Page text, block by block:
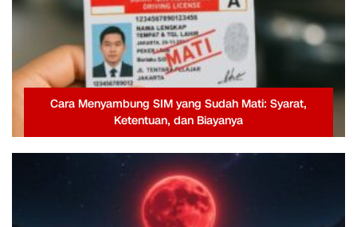
Cara Menyambung SIM yang Sudah Mati: Syarat,
Ketentuan, dan Biayanya